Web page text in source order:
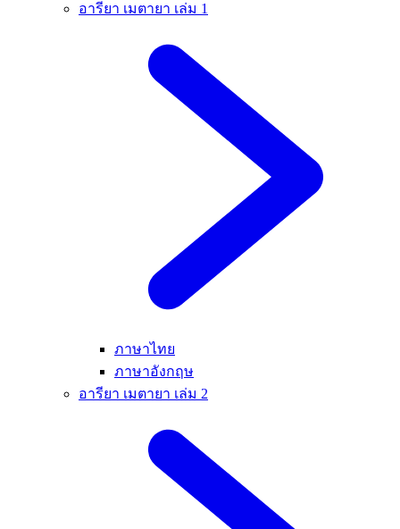
อารียา เมตายา เล่ม 1
ภาษาไทย
ภาษาอังกฤษ
อารียา เมตายา เล่ม 2